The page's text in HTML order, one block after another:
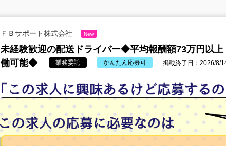
ＦＢサポート株式会社 New
未経験歓迎の配送ドライバー◆平均報酬額73万円以
働可能◆
業務委託 かんたん応募可 掲載終了日：2026/8/